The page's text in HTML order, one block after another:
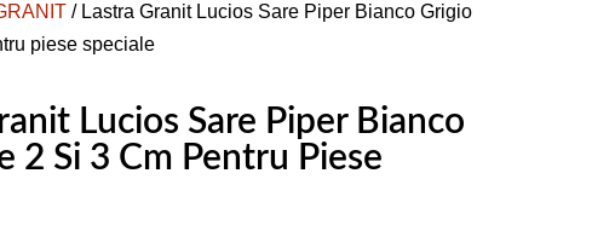
/ Lastra Granit Lucios Sare Piper Bianco Grigio
piese speciale
Lucios Sare Piper Bianco
2 Si 3 Cm Pentru Piese